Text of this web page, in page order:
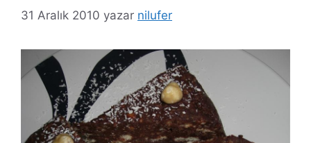
31 Aralık 2010 yazar nilufer